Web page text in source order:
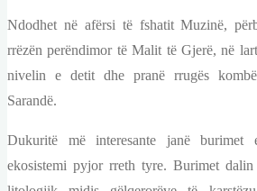
Ndodhet në afërsi të fshatit Muzinë,
rrëzën perëndimor të Malit të Gjerë, në
nivelin e detit dhe pranë rrugës
Sarandë.
Dukuritë më interesante janë burimet
ekosistemi pyjor rreth tyre. Burimet